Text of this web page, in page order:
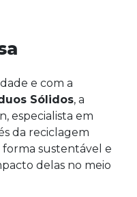
e com a
Sólidos, a
especialista em
da reciclagem
sustentável e
delas no meio